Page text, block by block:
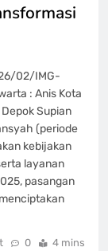
02/IMG-
: Anis Kota
Supian
(periode
kebijakan
layanan
pasangan
0 4 mins